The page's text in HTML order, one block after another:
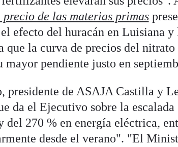
de las materias primas
efecto del huracán en Luisiana
que la curva de precios del
mayor pendiente justo en
presidente de ASAJA Castilla y
da el Ejecutivo sobre la
del 270 % en energía eléctrica,
desde el verano". "El